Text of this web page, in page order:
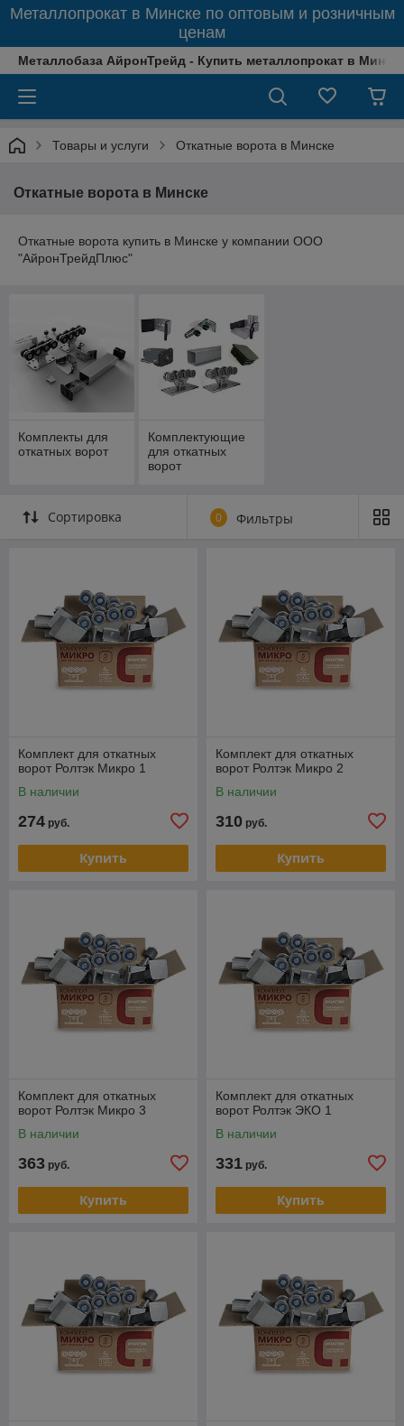
Металлопрокат в Минске по оптовым и розничным
ценам
Металлобаза АйронТрейд - Купить металлопрокат в
Товары и услуги Откатные ворота в Минске
Откатные ворота в Минске
Откатные ворота купить в Минске у компании ООО
"АйронТрейдПлюс"
Комплекты для
откатных ворот
Комплектующие
для откатных
ворот
Сортировка 0 Фильтры
Комплект для откатных
ворот Ролтэк Микро 1
В наличии
274 руб.
Купить
Комплект для откатных
ворот Ролтэк Микро 2
В наличии
310 руб.
Купить
Комплект для откатных
ворот Ролтэк Микро 3
В наличии
363 руб.
Купить
Комплект для откатных
ворот Ролтэк ЭКО 1
В наличии
331 руб.
Купить